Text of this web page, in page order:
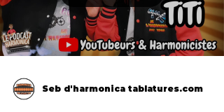
Seb d'harmonica tablatures.com